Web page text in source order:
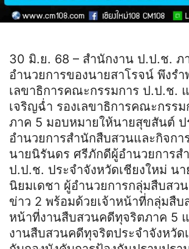
30 มิ.ย. 68 – สำนักงาน ป.ป.ช. ภ
อำนวยการของนายสาโรจน์ พึงร
เลขาธิการคณะกรรมการ ป.ป.ช.
เจริญฉ่ำ รองเลขาธิการคณะกรร
ภาค 5 มอบหมายให้นายสุขสันต์ ป
อำนวยการสำนักสืบสวนและกิจกา
นายนิรันดร ศรีภักดีผู้อำนวยการส
ป.ป.ช. ประจำจังหวัดเชียงใหม่ น
นิยมเดชา ผู้อำนวยการกลุ่มสืบสว
ข่าว 2 พร้อมด้วยเจ้าหน้าที่กลุ่มสืบ
หน้าที่งานสืบสวนคดีทุจริตภาค 5
งานสืบสวนคดีทุจริตประจำจังหวัด